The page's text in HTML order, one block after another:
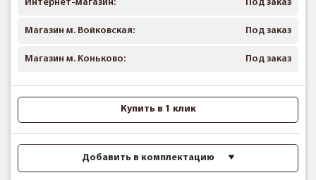
Интернет-магазин: Под заказ
Магазин м. Войковская: Под заказ
Магазин м. Коньково: Под заказ
Купить в 1 клик
Добавить в комплектацию